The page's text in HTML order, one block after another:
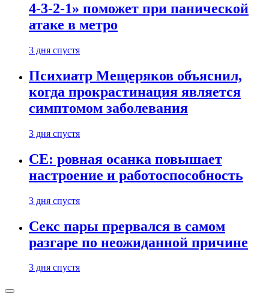
4-3-2-1» поможет при панической
атаке в метро
3 дня спустя
Психиатр Мещеряков объяснил,
когда прокрастинация является
симптомом заболевания
3 дня спустя
CE: ровная осанка повышает
настроение и работоспособность
3 дня спустя
Секс пары прервался в самом
разгаре по неожиданной причине
3 дня спустя